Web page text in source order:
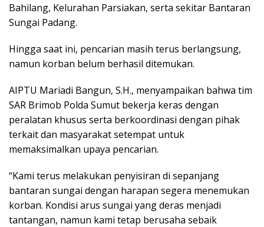
Bahilang, Kelurahan Parsiakan, serta sekitar Bantaran
Sungai Padang.
Hingga saat ini, pencarian masih terus berlangsung,
namun korban belum berhasil ditemukan.
AIPTU Mariadi Bangun, S.H., menyampaikan bahwa tim
SAR Brimob Polda Sumut bekerja keras dengan
peralatan khusus serta berkoordinasi dengan pihak
terkait dan masyarakat setempat untuk
memaksimalkan upaya pencarian.
“Kami terus melakukan penyisiran di sepanjang
bantaran sungai dengan harapan segera menemukan
korban. Kondisi arus sungai yang deras menjadi
tantangan, namun kami tetap berusaha sebaik